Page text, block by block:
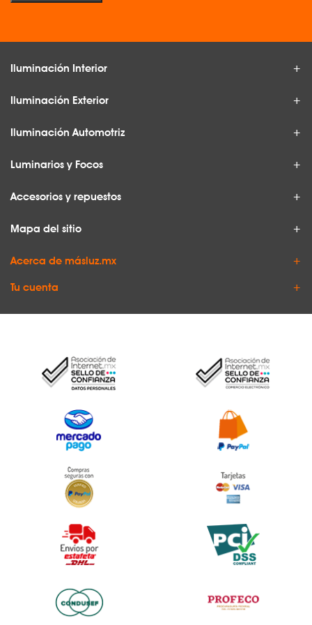
Iluminación Interior
Iluminación Exterior
Iluminación Automotriz
Luminarios y Focos
Accesorios y repuestos
Mapa del sitio
Acerca de másluz.mx
Tu cuenta